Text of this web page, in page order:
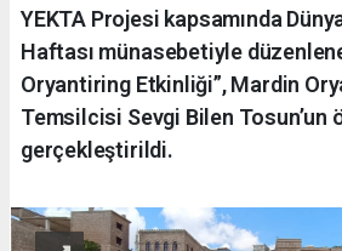
YEKTA Projesi kapsamında
Haftası münasebetiyle
Oryantiring Etkinliği”, Mardin
Temsilcisi Sevgi Bilen Tosun’un
gerçekleştirildi.